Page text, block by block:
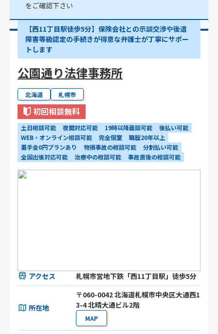
をご確認下さい
【西11丁目駅徒歩5分】保険会社との示談交渉や後遺
障害等級認定の手続きが得意な弁護士が丁寧にサポー
トします
公園通り法律事務所
北海道 札幌市
初回相談無料
土日相談可能 夜間対応可能 19時以降面談可能
後払い可能
WEB・オンライン相談可能
完全個室
職歴20年以上
着手金0円プランあり
物損事故の相談可能
分割払い可能
全国出張対応可能
治療中の相談可能 事故直後の相談可能
アクセス 札幌市営地下鉄「西11丁目駅」徒歩5分
所在地
〒060-0042 北海道札幌市中央区大通西1
3-4 北晴大通ビル2階
MAP